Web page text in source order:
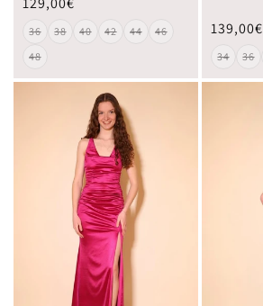
36 38 40 42 44
46
48
139,00€
34 36